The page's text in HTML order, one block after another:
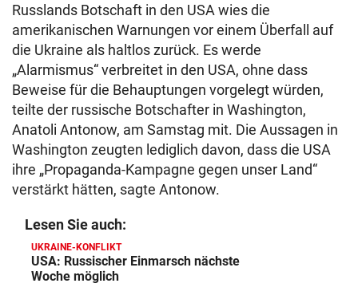
Russlands Botschaft in den USA wies die
amerikanischen Warnungen vor einem Überfall auf
die Ukraine als haltlos zurück. Es werde
„Alarmismus“ verbreitet in den USA, ohne dass
Beweise für die Behauptungen vorgelegt würden,
teilte der russische Botschafter in Washington,
Anatoli Antonow, am Samstag mit. Die Aussagen in
Washington zeugten lediglich davon, dass die USA
ihre „Propaganda-Kampagne gegen unser Land“
verstärkt hätten, sagte Antonow.
Lesen Sie auch:
UKRAINE-KONFLIKT
USA: Russischer Einmarsch nächste
Woche möglich